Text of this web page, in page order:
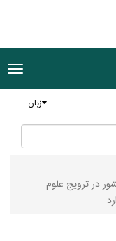
زبان
در ترویج علوم